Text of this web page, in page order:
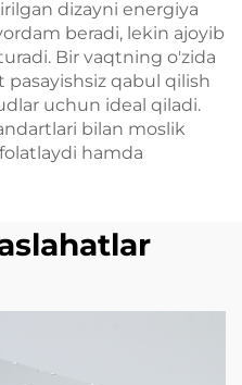
dizayni energiya
beradi, lekin ajoyib
Bir vaqtning o'zida
qabul qilish
uchun ideal qiladi.
bilan moslik
hamda